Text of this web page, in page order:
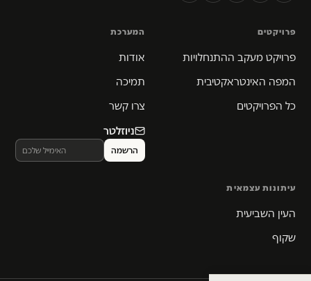
פרויקטים
פרויקט מעקב ההתנחלויות
המפה האינטראקטיבית
כל הפרויקטים
המערכת
אודות
תמיכה
צרו קשר
ניוזלטר
עיתונות עצמאית
העין השביעית
שקוף